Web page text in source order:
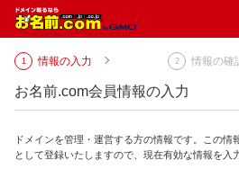
情報の入力 情報の確
お名前.com会員情報の入力
ドメインを管理・運営する方の情報です。この情
として登録いたしますので、現在有効な情報を入